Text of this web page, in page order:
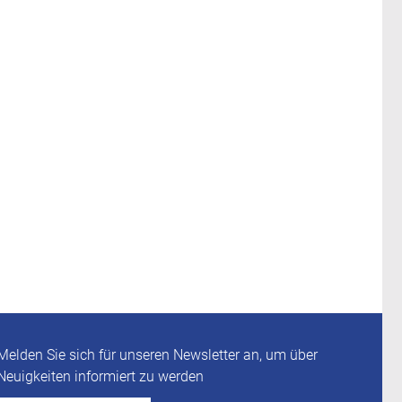
Sie sich für unseren Newsletter an, um über
informiert zu werden